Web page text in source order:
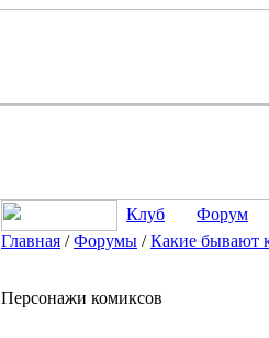
Клуб
Форум
Главная /Форумы /Какие бывают
Персонажи комиксов